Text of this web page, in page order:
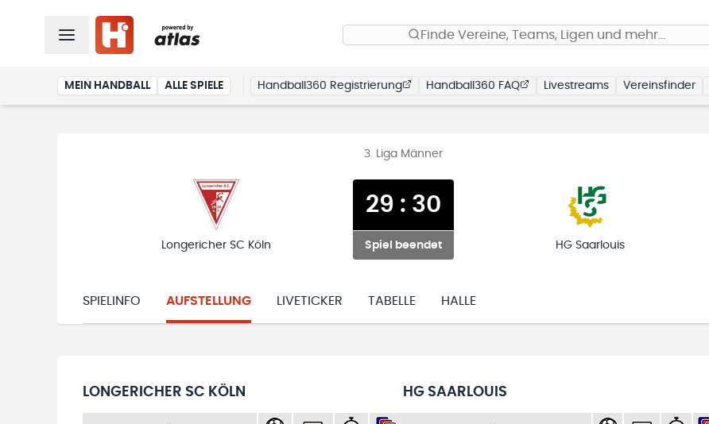
Finde Vereine, Teams, Ligen und mehr…
MEIN HANDBALL ALLE SPIELE Handball360 Registrierung Handball360 FAQ Livestreams Vereinsfinder
3. Liga Männer
Longericher SC Köln
29 : 30
Spiel beendet HG Saarlouis
SPIELINFO AUFSTELLUNG LIVETICKER TABELLE HALLE
LONGERICHER SC KÖLN HG SAARLOUIS